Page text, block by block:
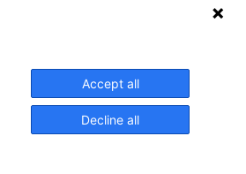
Accept all
Decline all